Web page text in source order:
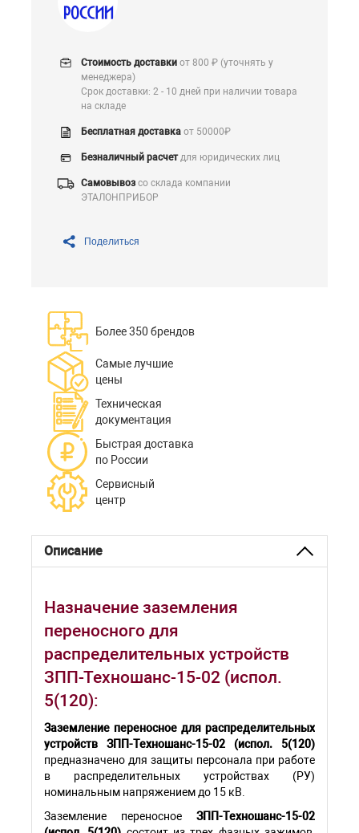
Стоимость доставки от 800 ₽ (уточнять у
менеджера)
Срок доставки: 2 - 10 дней при наличии товара
на складе
Бесплатная доставка от 50000₽
Безналичный расчетдля юридических лиц
Самовывозсо склада компании
ЭТАЛОНПРИБОР
Поделиться
Более 350 брендов
Самые лучшие
цены
Техническая
документация
Быстрая доставка
по России
Сервисный
центр
Описание
Назначение заземления
переносного для
распределительных устройств
ЗПП-Техношанс-15-02 (испол.
5(120):
Заземление переносное для распределительных
устройств ЗПП-Техношанс-15-02 (испол. 5(120)
предназначено для защиты персонала при работе
в распределительных устройствах (РУ)
номинальным напряжением до 15 кВ.
Заземление переносное ЗПП-Техношанс-15-02